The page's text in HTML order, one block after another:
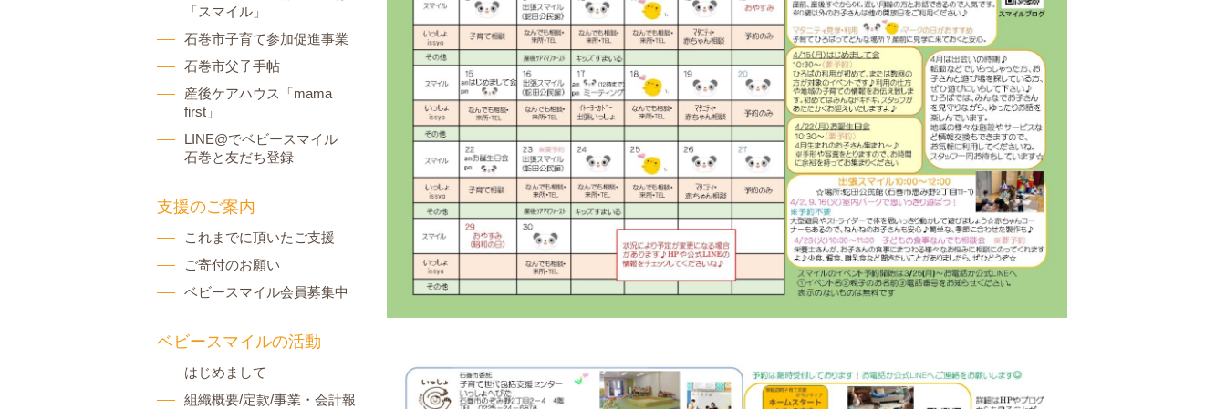
「スマイル」
石巻市子育て参加促進事業
石巻市父子手帖
産後ケアハウス「mama
first」
LINE@でベビースマイル
石巻と友だち登録
支援のご案内
これまでに頂いたご支援
ご寄付のお願い
ベビースマイル会員募集中
ベビースマイルの活動
はじめまして
組織概要/定款/事業・会計報